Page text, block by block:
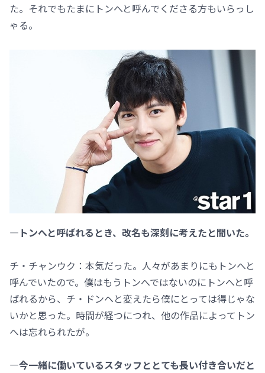
た。それでもたまにトンへと呼んでくださる方もいらっし
ゃる。
―トンへと呼ばれるとき、改名も深刻に考えたと聞いた。
チ・チャンウク：本気だった。人々があまりにもトンへと
呼んでいたので。僕はもうトンへではないのにトンへと呼
ばれるから、チ・ドンヘと変えたら僕にとっては得じゃな
いかと思った。時間が経つにつれ、他の作品によってトン
へは忘れられたが。
―今一緒に働いているスタッフととても長い付き合いだと